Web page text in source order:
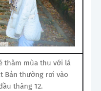
thăm mùa thu với lá
Bản thường rơi vào
tháng 12.